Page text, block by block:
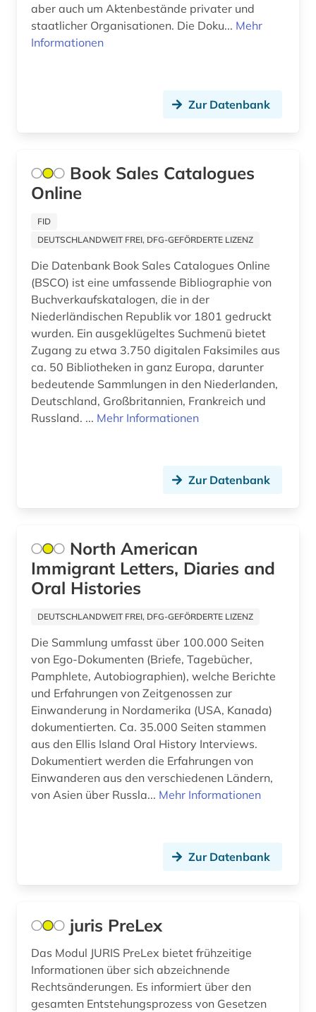
bibliografie (3)
bibliographie 1570-1732 (1)
bildungswesen (1)
biologie (1)
bonaparte (familie) (1)
bosnien und herzegowina (1)
brasilien (1)
bremen (2)
brockhaus (1)
buch (1)
buchauktion (1)
buchdruck (1)
buchwissenschaft (1)
buddha (1)
buddhismus (1)
bundeskanzleramt (1)
bundestag (1)
calvin, jean | theologe; reformator (1)
carl de (1)
Roemisches Reich (2)
Schleswig-Holstein (1)
Schweden (3)
Suedamerika (3)
Suedasien (2)
Suedostasien (2)
Suedosteuropa (2)
Thueringen (1)
Tschechische Republik (3)
Ukraine (2)
Zypern (1)
aber auch um Aktenbestände privater und
staatlicher Organisationen. Die Doku... Mehr
Informationen
Zur Datenbank
Book Sales Catalogues
Online
FID
DEUTSCHLANDWEIT FREI, DFG-GEFÖRDERTE LIZENZ
Die Datenbank Book Sales Catalogues Online
(BSCO) ist eine umfassende Bibliographie von
Buchverkaufskatalogen, die in der
Niederländischen Republik vor 1801 gedruckt
wurden. Ein ausgeklügeltes Suchmenü bietet
Zugang zu etwa 3.750 digitalen Faksimiles aus
ca. 50 Bibliotheken in ganz Europa, darunter
bedeutende Sammlungen in den Niederlanden,
Deutschland, Großbritannien, Frankreich und
Russland. ... Mehr Informationen
Zur Datenbank
North American
Immigrant Letters, Diaries and
Oral Histories
DEUTSCHLANDWEIT FREI, DFG-GEFÖRDERTE LIZENZ
Die Sammlung umfasst über 100.000 Seiten
von Ego-Dokumenten (Briefe, Tagebücher,
Pamphlete, Autobiographien), welche Berichte
und Erfahrungen von Zeitgenossen zur
Einwanderung in Nordamerika (USA, Kanada)
dokumentierten. Ca. 35.000 Seiten stammen
aus den Ellis Island Oral History Interviews.
Dokumentiert werden die Erfahrungen von
Einwanderen aus den verschiedenen Ländern,
von Asien über Russla... Mehr Informationen
Zur Datenbank
juris PreLex
Das Modul JURIS PreLex bietet frühzeitige
Informationen über sich abzeichnende
Rechtsänderungen. Es informiert über den
gesamten Entstehungsprozess von Gesetzen